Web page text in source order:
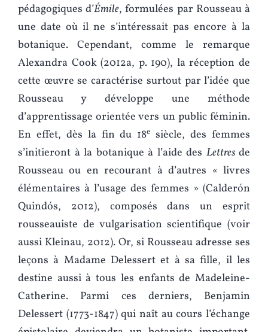
pédagogiques d’Émile, formulées par Rousseau à
une date où il ne s’intéressait pas encore à la
botanique. Cependant, comme le remarque
Alexandra Cook (2012a, p. 190), la réception de
cette œuvre se caractérise surtout par l’idée que
Rousseau y développe une méthode
d’apprentissage orientée vers un public féminin.
En effet, dès la fin du 18e siècle, des femmes
s’initieront à la botanique à l’aide des Lettres de
Rousseau ou en recourant à d’autres « livres
élémentaires à l’usage des femmes » (Calderón
Quindós, 2012), composés dans un esprit
rousseauiste de vulgarisation scientifique (voir
aussi Kleinau, 2012). Or, si Rousseau adresse ses
leçons à Madame Delessert et à sa fille, il les
destine aussi à tous les enfants de Madeleine-
Catherine. Parmi ces derniers, Benjamin
Delessert (1773-1847) qui naît au cours l’échange